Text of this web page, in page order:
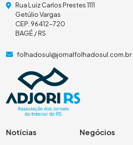
Rua Luiz Carlos Prestes 1111
Getúlio Vargas
CEP: 96412-720
BAGÉ / RS
folhadosul@jornalfolhadosul.com.br
Notícias Negócios